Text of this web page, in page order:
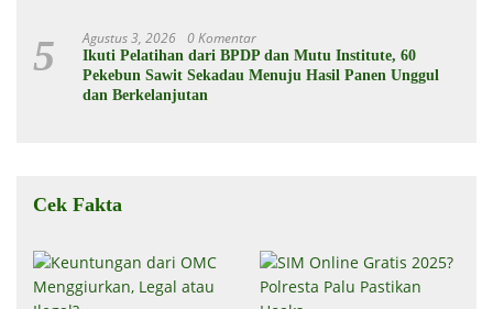
5 Agustus 3, 2026 0 Komentar
Ikuti Pelatihan dari BPDP dan Mutu Institute, 60
Pekebun Sawit Sekadau Menuju Hasil Panen Unggul
dan Berkelanjutan
Cek Fakta